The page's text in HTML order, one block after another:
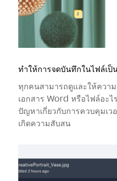
ทำให้การจดบันทึกในไฟล์เป็น
ทุกคนสามารถดูและให้ความ
เอกสาร Word หรือไฟล์อะ
ปัญหาเกี่ยวกับการควบคุมเ
เกิดความสับสน